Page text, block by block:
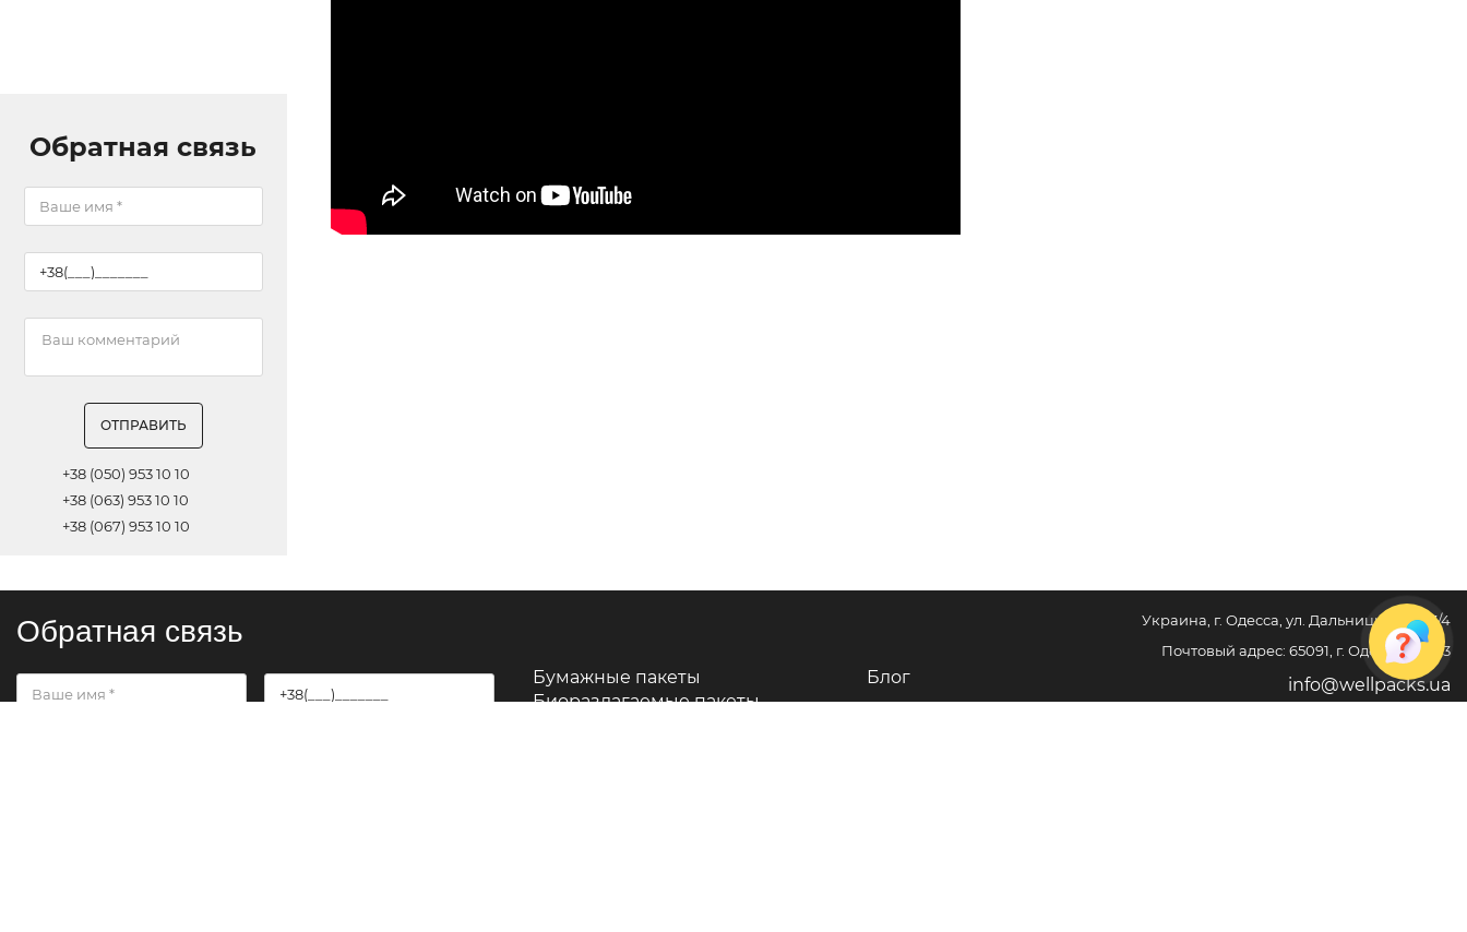
Обратная связь
ОТПРАВИТЬ
+38 (050) 953 10 10
+38 (063) 953 10 10
+38 (067) 953 10 10
Обратная связь
Бумажные пакеты
Биоразлагаемые пакеты
Блог
Украина, г. Одесса, ул. Дальницкая, д. 23/4
Почтовый адрес: 65091, г. Одесса, а/я 113
info@wellpacks.ua